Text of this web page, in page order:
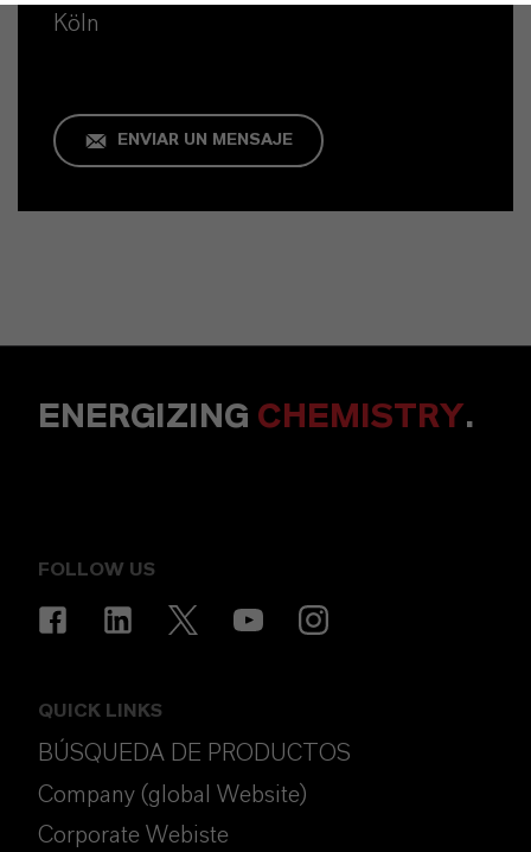
Köln
ENVIAR UN MENSAJE
ENERGIZING CHEMISTRY.
FOLLOW US
QUICK LINKS
BÚSQUEDA DE PRODUCTOS
Company (global Website)
Corporate Webiste